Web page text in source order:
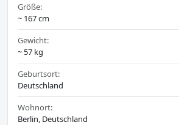
Größe:
~ 167 cm
Gewicht:
~ 57 kg
Geburtsort:
Deutschland
Wohnort:
Berlin, Deutschland